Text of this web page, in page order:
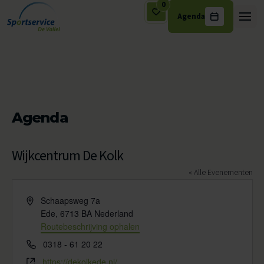
Ga naar de inhoud
0
Agenda
Agenda
Wijkcentrum De Kolk
« Alle Evenementen
AdresSchaapsweg 7a
Ede, 6713 BA Nederland
Routebeschrijving ophalen
Telefoon0318 - 61 20 22
Websitehttps://dekolkede.nl/